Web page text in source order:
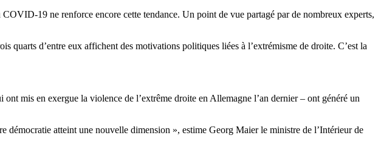
19 ne renforce encore cette tendance. Un point de vue partagé par de nombreux experts,
quarts d’entre eux affichent des motivations politiques liées à l’extrémisme de droite. C’est la
mis en exergue la violence de l’extrême droite en Allemagne l’an dernier – ont généré un
démocratie atteint une nouvelle dimension », estime Georg Maier le ministre de l’Intérieur de